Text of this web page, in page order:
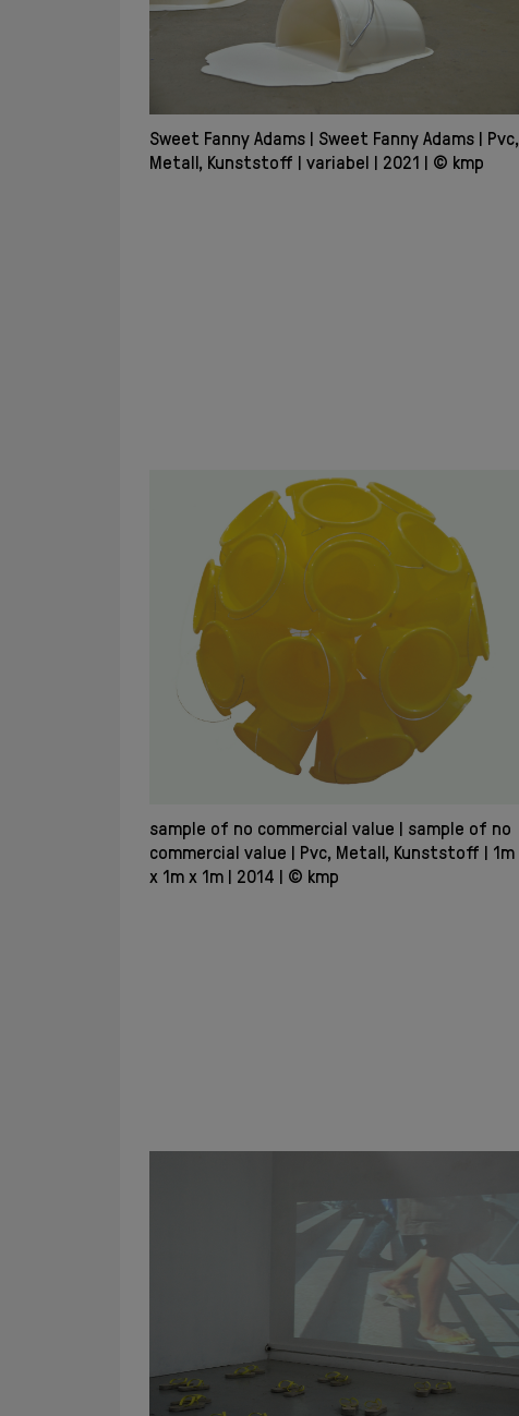
Sweet Fanny Adams Sweet Fanny Adams Pvc,
Metall, Kunststoff variabel 2021 © kmp
sample of no commercial value
sample of no
commercial value
Pvc, Metall, Kunststoff
1m
x 1m x 1m 2014 © kmp